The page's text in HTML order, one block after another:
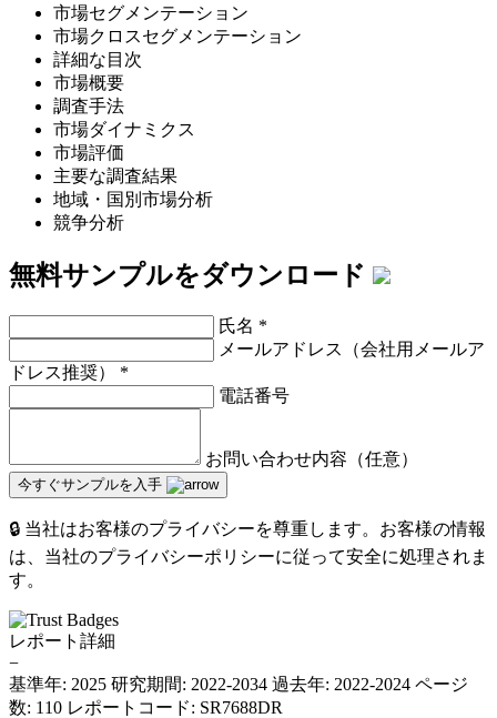
市場セグメンテーション
市場クロスセグメンテーション
詳細な目次
市場概要
調査手法
市場ダイナミクス
市場評価
主要な調査結果
地域・国別市場分析
競争分析
無料サンプルをダウンロード
氏名 *
メールアドレス（会社用メールア
ドレス推奨） *
電話番号
お問い合わせ内容（任意）
今すぐサンプルを入手
🔒 当社はお客様のプライバシーを尊重します。お客様の情報
は、当社のプライバシーポリシーに従って安全に処理されま
す。
レポート詳細
−
基準年: 2025 研究期間: 2022-2034 過去年: 2022-2024 ページ
数: 110 レポートコード: SR7688DR